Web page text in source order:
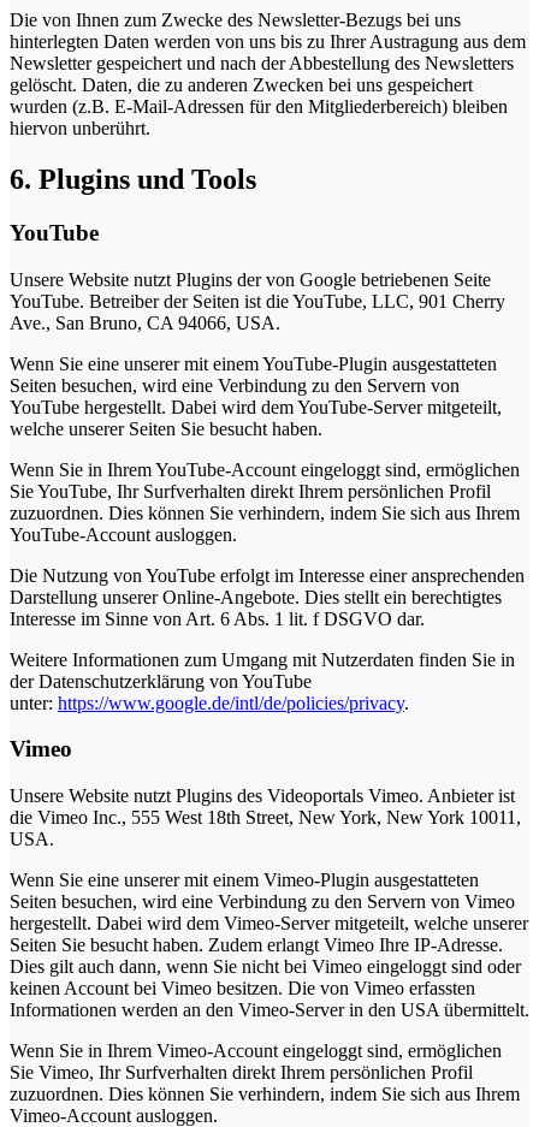
Die von Ihnen zum Zwecke des Newsletter-Bezugs bei uns
hinterlegten Daten werden von uns bis zu Ihrer Austragung aus dem
Newsletter gespeichert und nach der Abbestellung des Newsletters
gelöscht. Daten, die zu anderen Zwecken bei uns gespeichert
wurden (z.B. E-Mail-Adressen für den Mitgliederbereich) bleiben
hiervon unberührt.
6. Plugins und Tools
YouTube
Unsere Website nutzt Plugins der von Google betriebenen Seite
YouTube. Betreiber der Seiten ist die YouTube, LLC, 901 Cherry
Ave., San Bruno, CA 94066, USA.
Wenn Sie eine unserer mit einem YouTube-Plugin ausgestatteten
Seiten besuchen, wird eine Verbindung zu den Servern von
YouTube hergestellt. Dabei wird dem YouTube-Server mitgeteilt,
welche unserer Seiten Sie besucht haben.
Wenn Sie in Ihrem YouTube-Account eingeloggt sind, ermöglichen
Sie YouTube, Ihr Surfverhalten direkt Ihrem persönlichen Profil
zuzuordnen. Dies können Sie verhindern, indem Sie sich aus Ihrem
YouTube-Account ausloggen.
Die Nutzung von YouTube erfolgt im Interesse einer ansprechenden
Darstellung unserer Online-Angebote. Dies stellt ein berechtigtes
Interesse im Sinne von Art. 6 Abs. 1 lit. f DSGVO dar.
Weitere Informationen zum Umgang mit Nutzerdaten finden Sie in
der Datenschutzerklärung von YouTube
unter: https://www.google.de/intl/de/policies/privacy.
Vimeo
Unsere Website nutzt Plugins des Videoportals Vimeo. Anbieter ist
die Vimeo Inc., 555 West 18th Street, New York, New York 10011,
USA.
Wenn Sie eine unserer mit einem Vimeo-Plugin ausgestatteten
Seiten besuchen, wird eine Verbindung zu den Servern von Vimeo
hergestellt. Dabei wird dem Vimeo-Server mitgeteilt, welche unserer
Seiten Sie besucht haben. Zudem erlangt Vimeo Ihre IP-Adresse.
Dies gilt auch dann, wenn Sie nicht bei Vimeo eingeloggt sind oder
keinen Account bei Vimeo besitzen. Die von Vimeo erfassten
Informationen werden an den Vimeo-Server in den USA übermittelt.
Wenn Sie in Ihrem Vimeo-Account eingeloggt sind, ermöglichen
Sie Vimeo, Ihr Surfverhalten direkt Ihrem persönlichen Profil
zuzuordnen. Dies können Sie verhindern, indem Sie sich aus Ihrem
Vimeo-Account ausloggen.